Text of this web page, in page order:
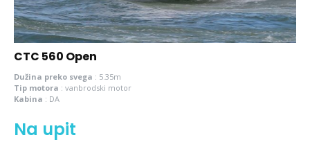
CTC 560 Open
Dužina preko svega : 5.35m
Tip motora : vanbrodski motor
Kabina : DA
Na upit